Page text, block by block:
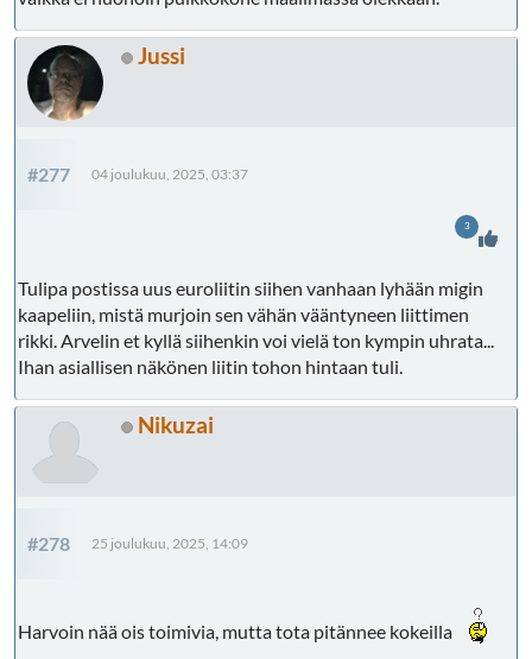
harjoitusta.
Jussi
#277 04 joulukuu, 2025, 03:37
Tulipa postissa uus euroliitin siihen vanhaan lyhään migin
kaapeliin, mistä murjoin sen vähän vääntyneen liittimen
rikki. Arvelin et kyllä siihenkin voi vielä ton kympin uhrata...
Ihan asiallisen näkönen liitin tohon hintaan tuli.
3
Nikuzai
#278 25 joulukuu, 2025, 14:09
Harvoin nää ois toimivia, mutta tota pitännee kokeilla